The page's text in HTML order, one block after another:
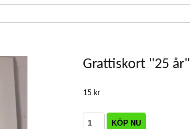
Grattiskort "25 år"
15 kr